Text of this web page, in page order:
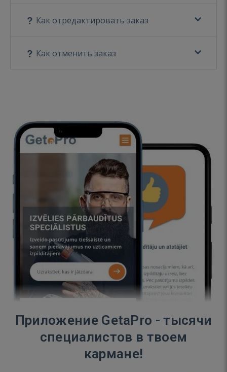
Как отредактировать заказ
Как отменить заказ
Приложение GetaPro - тысячи
специалистов в твоем
кармане!